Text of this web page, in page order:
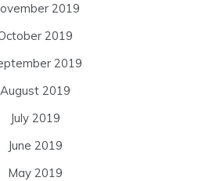
2019
2019
2019
August 2019
July 2019
June 2019
May 2019